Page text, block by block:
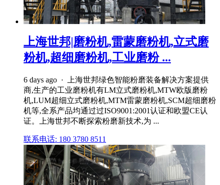
上海世邦|磨粉机,雷蒙磨粉机,立式磨
粉机,超细磨粉机,工业磨粉 ...
6 days ago · 上海世邦绿色智能粉磨装备解决方案提供
商,生产的工业磨粉机有LM立式磨粉机,MTW欧版磨粉
机,LUM超细立式磨粉机,MTM雷蒙磨粉机,SCM超细磨粉
机等,全系产品均通过过ISO9001:2001认证和欧盟CE认
证。上海世邦不断探索粉磨新技术,为 ...
联系电话: 180 3780 8511